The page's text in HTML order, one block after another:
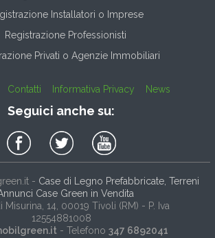
Installatori o Imprese
Registrazione Professionisti
Privati o Agenzie Immobiliari
Contatti Informativa Privacy News
Seguici anche su:
- Case di Legno Prefabbricate, Terreni
Case Green in Vendita
Misurina, 14 , 00019 Tivoli (RM) - P. Iva
12554881008
- Telefono 347 6892041